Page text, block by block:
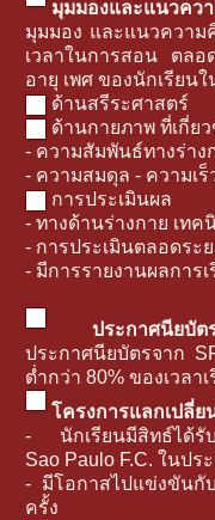
มุมมองและแนวคว
มุมมอง และแนวความ
เวลาในการสอน ตลอ
อายุ เพศ ของนักเรียน
ด้านสรีระศาสตร์
ด้านกายภาพ ที่เกี่ย
- ความสัมพันธ์ทางร่าง
- ความสมดุล - ความเ
การประเมินผล
- ทางด้านร่างกาย เทค
- การประเมินตลอดระ
- มีการรายงานผลการ
ประกาศนียบัต
ประกาศนียบัตรจาก
ต่ำกว่า 80% ของเวลา
โครงการแลกเปลี่ย
- นักเรียนมีสิทธ์ได้รับ
Sao Paulo F.C. ในปร
- มีโอกาสไปแข่งขันกั
ครั้ง